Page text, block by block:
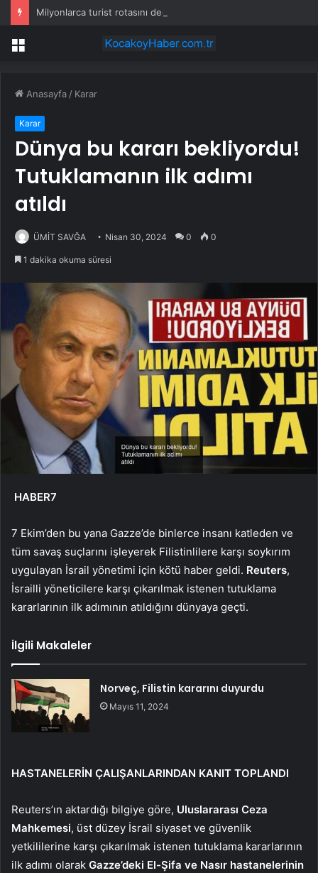
Menü
Anasayfa / Karar
Karar
Dünya bu kararı bekliyordu!
Tutuklamanın ilk adımı
atıldı
ÜMİT SAVĞA Nisan 30, 2024 0 0
1 dakika okuma süresi
HABER7
7 Ekim’den bu yana Gazze’de binlerce insanı katleden ve
tüm savaş suçlarını işleyerek Filistinlilere karşı soykırım
uygulayan İsrail yönetimi için kötü haber geldi. Reuters,
İsrailli yöneticilere karşı çıkarılmak istenen tutuklama
kararlarının ilk adımının atıldığını dünyaya geçti.
İlgili Makaleler
Norveç, Filistin kararını duyurdu
Mayıs 11, 2024
HASTANELERİN ÇALIŞANLARINDAN KANIT TOPLANDI
Reuters’ın aktardığı bilgiye göre, Uluslararası Ceza
Mahkemesi, üst düzey İsrail siyaset ve güvenlik
yetkililerine karşı çıkarılmak istenen tutuklama kararlarının
ilk adımı olarak Gazze’deki El-Şifa ve Nasır hastanelerinin